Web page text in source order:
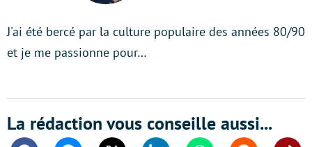
J'ai été bercé par la culture populaire des années 80/90
et je me passionne pour…
La rédaction vous conseille aussi...